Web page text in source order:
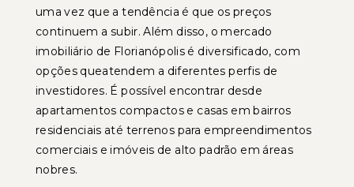
uma vez que a tendência é que os preços
continuem a subir. Além disso, o mercado
imobiliário de Florianópolis é diversificado, com
opções queatendem a diferentes perfis de
investidores. É possível encontrar desde
apartamentos compactos e casas em bairros
residenciais até terrenos para empreendimentos
comerciais e imóveis de alto padrão em áreas
nobres.